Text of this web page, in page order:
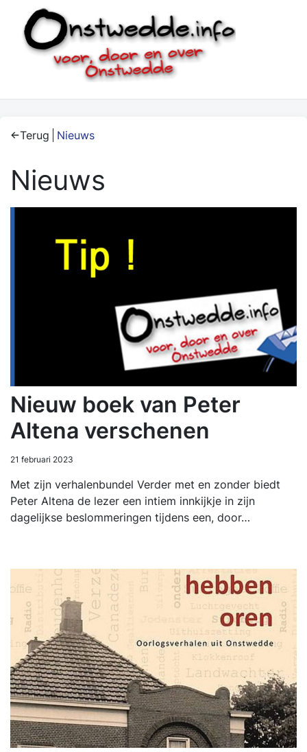
Terug Nieuws
Nieuws
Nieuw boek van Peter
Altena verschenen
21 februari 2023
Met zijn verhalenbundel Verder met en zonder biedt
Peter Altena de lezer een intiem innkijkje in zijn
dagelijkse beslommeringen tijdens een, door…